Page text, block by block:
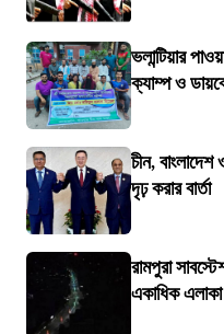
ভলান্টিয়ার
ক্যাম্প ও
চীন,
দৃঢ় করার বার্তা
রামপুরা
একাধিক এলাকা